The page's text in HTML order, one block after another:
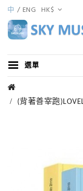
中 ENG HK$
選單
(背著善宰跑